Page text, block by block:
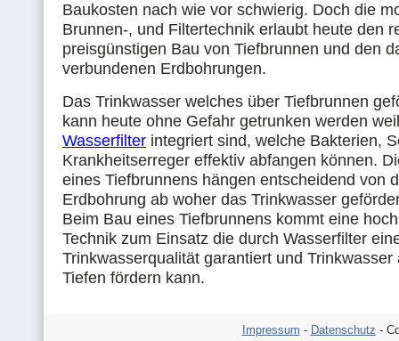
Baukosten nach wie vor schwierig. Doch die
Brunnen-, und Filtertechnik erlaubt heute den
preisgünstigen Bau von Tiefbrunnen und den
verbundenen Erdbohrungen.
Das Trinkwasser welches über Tiefbrunnen
kann heute ohne Gefahr getrunken werden
Wasserfilter integriert sind, welche Bakterien,
Krankheitserreger effektiv abfangen können.
eines Tiefbrunnens hängen entscheidend von
Erdbohrung ab woher das Trinkwasser
Beim Bau eines Tiefbrunnens kommt eine
Technik zum Einsatz die durch Wasserfilter
Trinkwasserqualität garantiert und Trinkwasser
Tiefen fördern kann.
Impressum - Datenschutz -